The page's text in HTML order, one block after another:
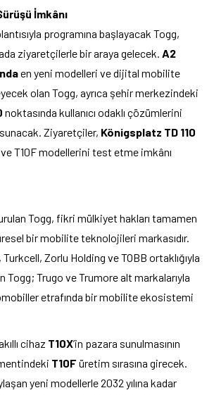
İmkânı
programına başlayacak Togg,
ziyaretçilerle bir araya gelecek. A2
en yeni modelleri ve dijital mobilite
olan Togg, ayrıca şehir merkezindeki
noktasında kullanıcı odaklı çözümlerini
Ziyaretçiler, Königsplatz TD 110
T10F modellerini test etme imkânı
Togg, fikri mülkiyet hakları tamamen
bir mobilite teknolojileri markasıdır.
Zorlu Holding ve TOBB ortaklığıyla
Togg; Trugo ve Trumore alt markalarıyla
etrafında bir mobilite ekosistemi
cihaz T10X’in pazara sunulmasının
T10F üretim sırasına girecek.
yeni modellerle 2032 yılına kadar